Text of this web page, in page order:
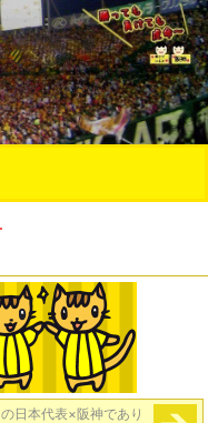
日本代表×阪神であり